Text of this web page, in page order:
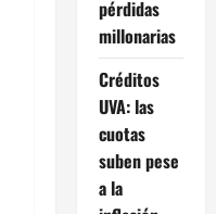
pérdidas
millonarias
Créditos
UVA: las
cuotas
suben pese
a la